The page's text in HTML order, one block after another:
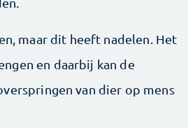
maar dit heeft nadelen. Het
en daarbij kan de
van dier op mens